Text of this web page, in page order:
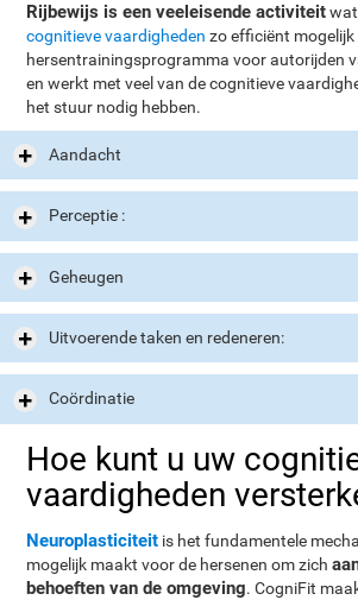
Rijbewijs is een veeleisende activiteit
cognitieve vaardigheden zo efficiënt mogelijk
hersentrainingsprogramma voor autorijden
en werkt met veel van de cognitieve
het stuur nodig hebben.
Aandacht
Perceptie :
Geheugen
Uitvoerende taken en redeneren:
Coördinatie
Hoe kunt u uw
vaardigheden
Neuroplasticiteit is het fundamentele
mogelijk maakt voor de hersenen om zich
behoeften van de omgeving. CogniFit